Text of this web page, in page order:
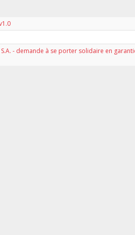
- demande à se porter solidaire en